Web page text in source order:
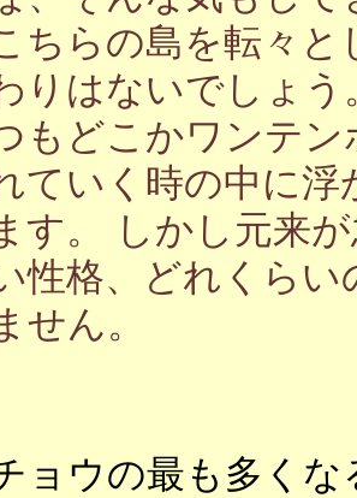
ちらの島を転々
りはないでしょ
もどこかワンテ
ていく時の中に
す。 しかし元来
性格、どれくら
せん。
ョウの最も多く